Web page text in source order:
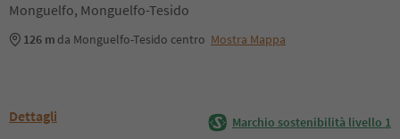
Monguelfo, Monguelfo-Tesido
126 m da Monguelfo-Tesido centro Mostra Mappa
Dettagli
Marchio sostenibilità livello 1